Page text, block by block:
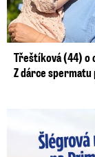
Třeštíková (44) o
Z dárce
Lucie Šlégrová